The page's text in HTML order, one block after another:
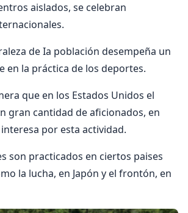
aislados, se celebran
de Ia población desempeña un
en la práctica de los deportes.
que en los Estados Unidos el
gran cantidad de aficionados, en
por esta actividad.
son practicados en ciertos paises
la lucha, en Japón y el frontón, en